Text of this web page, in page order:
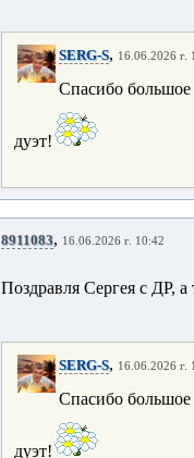
SERG-S, 16.06.2026 г.
Спасибо большое
дуэт!
8911083, 16.06.2026 г. 10:42
Поздравля Сергея с ДР,
SERG-S, 16.06.2026 г.
Спасибо большое
дуэт!